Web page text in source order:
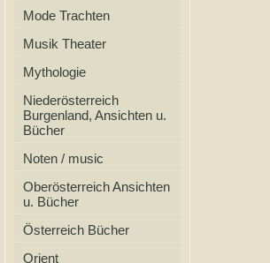
Mode Trachten
Musik Theater
Mythologie
Niederösterreich
Burgenland, Ansichten u.
Bücher
Noten / music
Oberösterreich Ansichten
u. Bücher
Österreich Bücher
Orient